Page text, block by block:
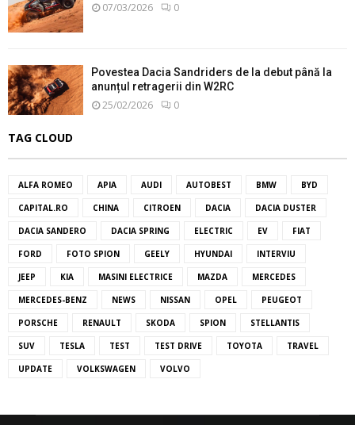
07/03/2026 0
Povestea Dacia Sandriders de la debut până la
anunțul retragerii din W2RC
25/02/2026 0
TAG CLOUD
ALFA ROMEO APIA AUDI AUTOBEST BMW BYD
CAPITAL.RO CHINA CITROEN DACIA DACIA DUSTER
DACIA SANDERO DACIA SPRING ELECTRIC EV FIAT
FORD FOTO SPION GEELY HYUNDAI INTERVIU
JEEP KIA MASINI ELECTRICE MAZDA MERCEDES
MERCEDES-BENZ NEWS NISSAN OPEL PEUGEOT
PORSCHE RENAULT SKODA SPION STELLANTIS
SUV TESLA TEST TEST DRIVE TOYOTA TRAVEL
UPDATE VOLKSWAGEN VOLVO